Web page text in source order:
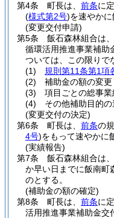
第4条
町長は、 前条に
(様式第2号)を速やか
(変更交付申請)
第5条
飯石森林組合は、
循環活用推進事業補助
ついては、この限りで
(1)
規則第11条第1項
(2)
補助金の額の変更
(3)
項目ごとの総事
(4)
その他補助目的
(変更交付の決定)
第6条
町長は、 前条の
4号)をもって速やかに
(実績報告)
第7条
飯石森林組合は
か早い日までに飯南町
のとする。
(補助金の額の確定)
第8条
町長は、 前条に
活用推進事業補助金交